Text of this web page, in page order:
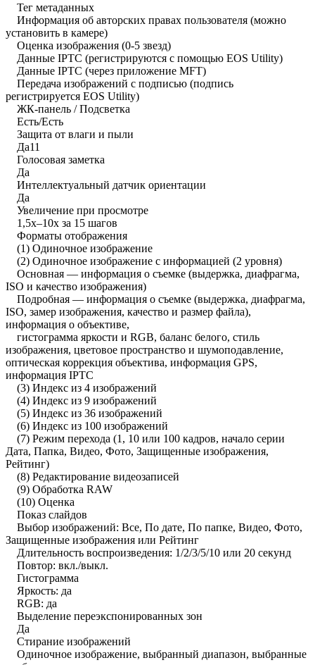
Тег метаданных
Информация об авторских правах пользователя (можно
установить в камере)
Оценка изображения (0-5 звезд)
Данные IPTC (регистрируются с помощью EOS Utility)
Данные IPTC (через приложение MFT)
Передача изображений с подписью (подпись
регистрируется EOS Utility)
ЖК-панель / Подсветка
Есть/Есть
Защита от влаги и пыли
Да11
Голосовая заметка
Да
Интеллектуальный датчик ориентации
Да
Увеличение при просмотре
1,5x–10x за 15 шагов
Форматы отображения
(1) Одиночное изображение
(2) Одиночное изображение с информацией (2 уровня)
Основная — информация о съемке (выдержка, диафрагма,
ISO и качество изображения)
Подробная — информация о съемке (выдержка, диафрагма,
ISO, замер изображения, качество и размер файла),
информация о объективе,
гистограмма яркости и RGB, баланс белого, стиль
изображения, цветовое пространство и шумоподавление,
оптическая коррекция объектива, информация GPS,
информация IPTC
(3) Индекс из 4 изображений
(4) Индекс из 9 изображений
(5) Индекс из 36 изображений
(6) Индекс из 100 изображений
(7) Режим перехода (1, 10 или 100 кадров, начало серии
Дата, Папка, Видео, Фото, Защищенные изображения,
Рейтинг)
(8) Редактирование видеозаписей
(9) Обработка RAW
(10) Оценка
Показ слайдов
Выбор изображений: Все, По дате, По папке, Видео, Фото,
Защищенные изображения или Рейтинг
Длительность воспроизведения: 1/2/3/5/10 или 20 секунд
Повтор: вкл./выкл.
Гистограмма
Яркость: да
RGB: да
Выделение переэкспонированных зон
Да
Стирание изображений
Одиночное изображение, выбранный диапазон, выбранные